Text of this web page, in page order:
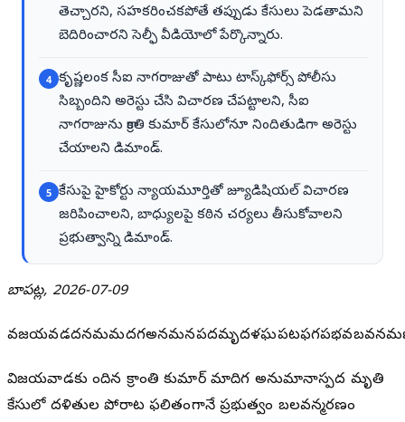
తెచ్చారని, సహకరించకపోతే తప్పుడు కేసులు పెడతామని
బెదిరించారని సెల్ఫీ వీడియోలో పేర్కొన్నారు.
4 కృష్ణలంక సీఐ నాగరాజుతో పాటు టాస్క్‌ఫోర్స్ పోలీసు
సిబ్బందిని అరెస్టు చేసి విచారణ చేపట్టాలని, సీఐ
నాగరాజును క్రాంతి కుమార్ కేసులోనూ నిందితుడిగా అరెస్టు
చేయాలని డిమాండ్.
5 కేసుపై హైకోర్టు న్యాయమూర్తితో జ్యూడిషియల్ విచారణ
జరిపించాలని, బాధ్యులపై కఠిన చర్యలు తీసుకోవాలని
ప్రభుత్వాన్ని డిమాండ్.
బాపట్ల, 2026-07-09
విజయవాడకు చెందిన క్రాంతి కుమార్ మాదిగ అనుమానాస్పద మృతి
కేసులో దళితుల పోరాట ఫలితంగానే ప్రభుత్వం బలవన్మరణం